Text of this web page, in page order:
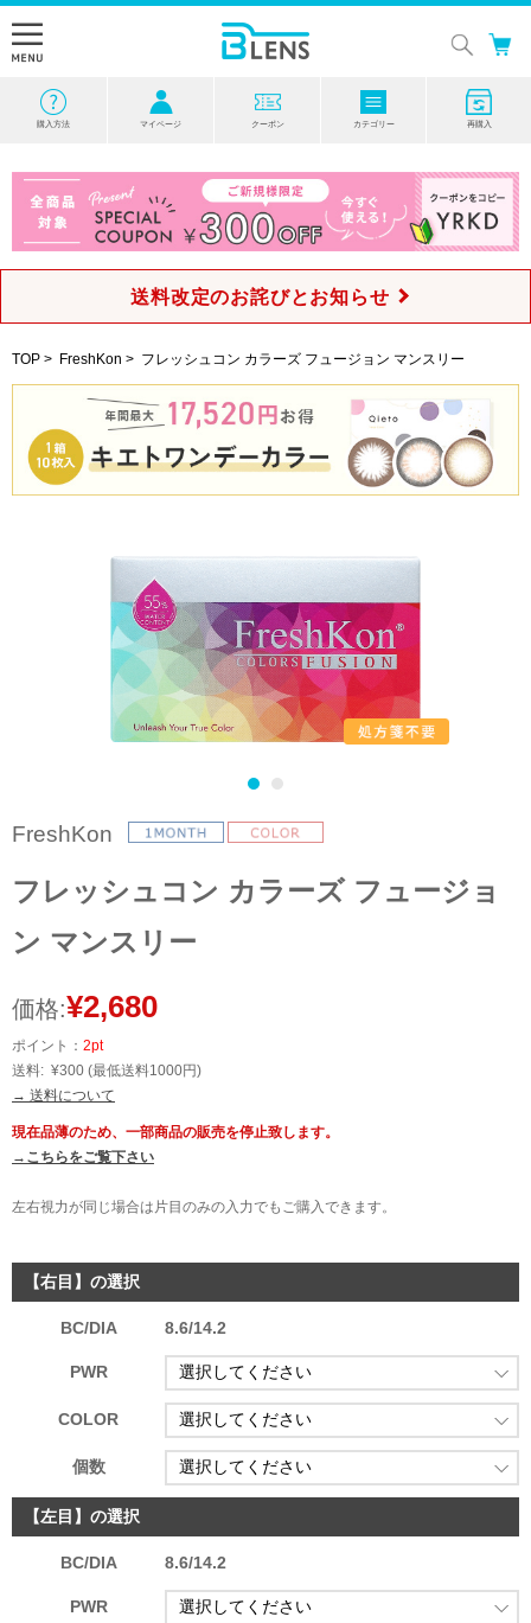
購入方法 マイページ クーポン カテゴリー 再購入
送料改定のお詫びとお知らせ
TOP > FreshKon > フレッシュコン カラーズ フュージョン マンスリー
FreshKon
フレッシュコン カラーズ フュージョ
ン マンスリー
価格:¥2,680
ポイント： 2pt
送料: ¥300 (最低送料1000円)
→ 送料について
現在品薄のため、一部商品の販売を停止致します。
→こちらをご覧下さい
左右視力が同じ場合は片目のみの入力でもご購入できます。
【右目】の選択
BC/DIA 8.6/14.2
PWR
COLOR
個数
【左目】の選択
BC/DIA 8.6/14.2
PWR